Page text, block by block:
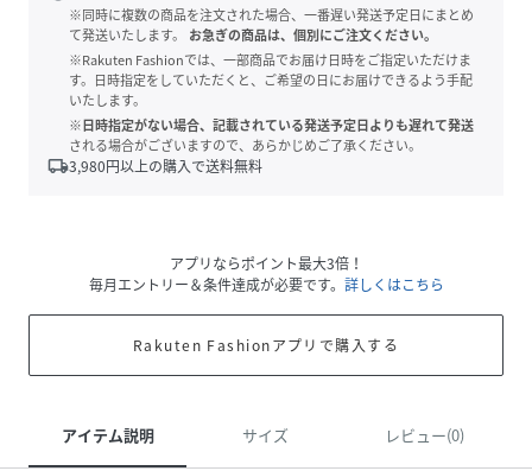
※同時に複数の商品を注文された場合、一番遅い発送予定日にまとめ
て発送いたします。
お急ぎの商品は、個別にご注文ください。
※Rakuten Fashionでは、一部商品でお届け日時をご指定いただけま
す。日時指定をしていただくと、ご希望の日にお届けできるよう手配
いたします。
※日時指定がない場合、記載されている発送予定日よりも遅れて発送
される場合がございますので、あらかじめご了承ください。
local_shipping3,980円以上の購入で送料無料
アプリならポイント最大3倍！
毎月エントリー＆条件達成が必要です。 詳しくはこちら
Rakuten Fashionアプリで購入する
アイテム説明 サイズ レビュー(0)